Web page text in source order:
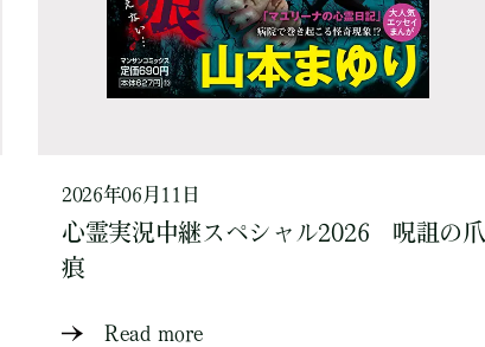
2026年06月11日
心霊実況中継スペシャル2026 呪詛の爪
痕
Read more